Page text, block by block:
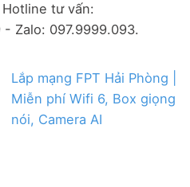
tư vấn:
- Zalo: 097.9999.093.
Lắp mạng FPT Hải Phòng |
Miễn phí Wifi 6, Box giọng
nói, Camera AI